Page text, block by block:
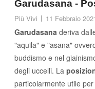
Garudasana -
Più Vivi 11 Febbraio
Garudasana deriva
"aquila" e "asana"
buddismo e nel
degli uccelli. La
particolarmente utile